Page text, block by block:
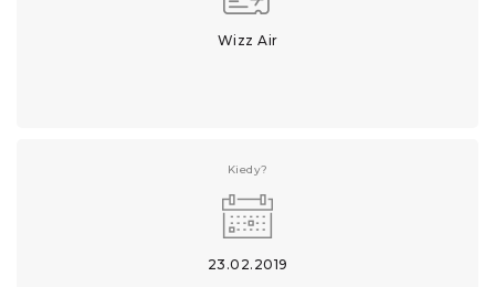
Wizz Air
Kiedy?
23.02.2019